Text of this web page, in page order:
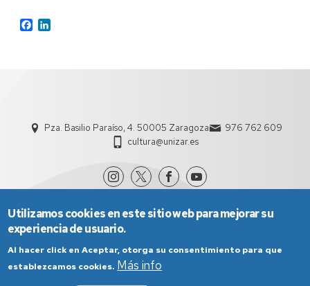
Facebook
Pza. Basilio Paraíso, 4. 50005 Zaragoza
976 762 609
cultura@unizar.es
Utilizamos cookies en este sitio web para mejorar su
experiencia de usuario.
Al hacer click en Aceptar, otorga su consentimiento para que
establezcamos cookies. Más info